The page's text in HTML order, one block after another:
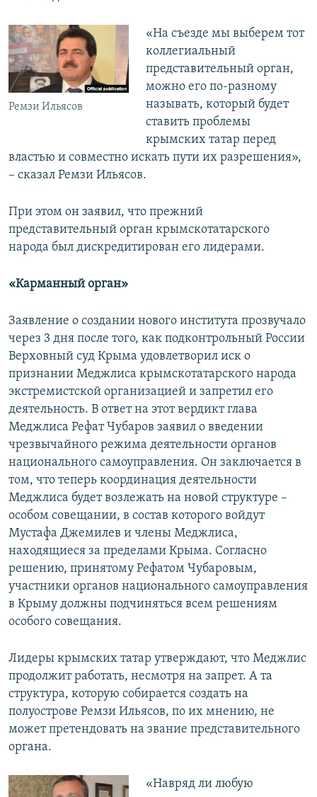
Ремзи Ильясов
«На съезде мы выберем тот
коллегиальный
представительный орган,
можно его по-разному
называть, который будет
ставить проблемы
крымских татар перед
властью и совместно искать пути их разрешения»,
– сказал Ремзи Ильясов.
При этом он заявил, что прежний
представительный орган крымскотатарского
народа был дискредитирован его лидерами.
«Карманный орган»
Заявление о создании нового института прозвучало
через 3 дня после того, как подконтрольный России
Верховный суд Крыма удовлетворил иск о
признании Меджлиса крымскотатарского народа
экстремистской организацией и запретил его
деятельность. В ответ на этот вердикт глава
Меджлиса Рефат Чубаров заявил о введении
чрезвычайного режима деятельности органов
национального самоуправления. Он заключается в
том, что теперь координация деятельности
Меджлиса будет возлежать на новой структуре –
особом совещании, в состав которого войдут
Мустафа Джемилев и члены Меджлиса,
находящиеся за пределами Крыма. Согласно
решению, принятому Рефатом Чубаровым,
участники органов национального самоуправления
в Крыму должны подчиняться всем решениям
особого совещания.
Лидеры крымских татар утверждают, что Меджлис
продолжит работать, несмотря на запрет. А та
структура, которую собирается создать на
полуострове Ремзи Ильясов, по их мнению, не
может претендовать на звание представительного
органа.
«Навряд ли любую